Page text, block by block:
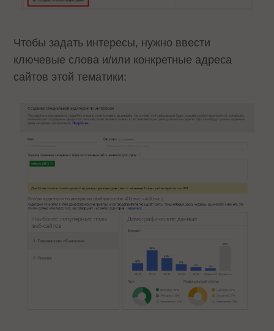
Чтобы задать интересы, нужно ввести
ключевые слова и/или конкретные адреса
сайтов этой тематики: